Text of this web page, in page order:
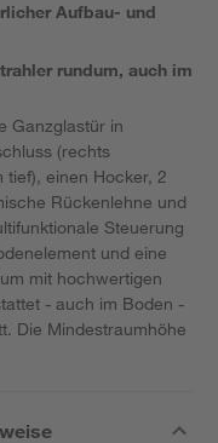
Aufbau- und
rundum, auch im
Ganzglastür in
(rechts
einen Hocker, 2
Rückenlehne und
Steuerung
und eine
mit hochwertigen
- auch im Boden -
Die Mindestraumhöhe